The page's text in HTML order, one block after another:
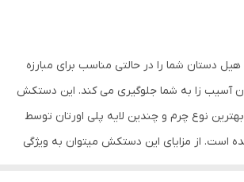
چسبی
متوسط
چرم طبیعی , چرم مصنوعی , پلی‌اورتان
دستان شما را در حالتی مناسب برای مبارزه
آسیب زا به شما جلوگیری می کند. این دستکش
بهترین نوع چرم و چندین لایه پلی اورتان توسط
از مزایای این دستکش میتوان به ویژگی